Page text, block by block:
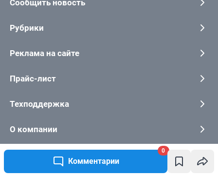
Комментарии
0
Сообщить новость
Рубрики
Реклама на сайте
Прайс-лист
Техподдержка
О компании
Наши вакансии